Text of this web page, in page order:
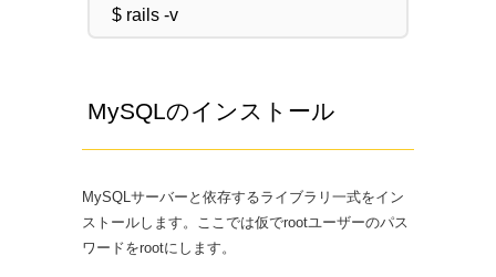
MySQLのインストール
MySQLサーバーと依存するライブラリ一式をイン
ストールします。ここでは仮でrootユーザーのパス
ワードをrootにします。